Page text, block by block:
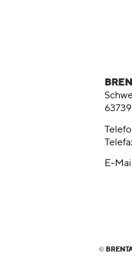
E-
©